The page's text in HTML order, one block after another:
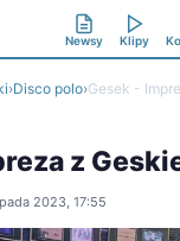
Newsy Klipy
›Disco polo›Gesek -
z
2023, 17:55